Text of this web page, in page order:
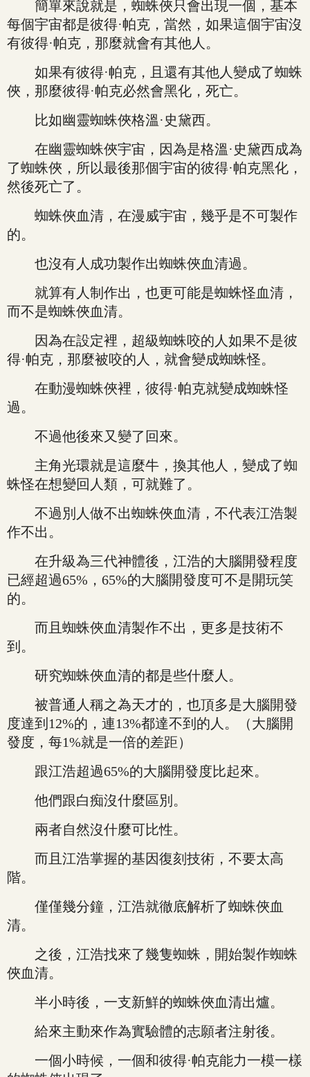
簡單來說就是，蜘蛛俠只會出現一個，基本
每個宇宙都是彼得·帕克，當然，如果這個宇宙沒
有彼得·帕克，那麼就會有其他人。
如果有彼得·帕克，且還有其他人變成了蜘蛛
俠，那麼彼得·帕克必然會黑化，死亡。
比如幽靈蜘蛛俠格溫·史黛西。
在幽靈蜘蛛俠宇宙，因為是格溫·史黛西成為
了蜘蛛俠，所以最後那個宇宙的彼得·帕克黑化，
然後死亡了。
蜘蛛俠血清，在漫威宇宙，幾乎是不可製作
的。
也沒有人成功製作出蜘蛛俠血清過。
就算有人制作出，也更可能是蜘蛛怪血清，
而不是蜘蛛俠血清。
因為在設定裡，超級蜘蛛咬的人如果不是彼
得·帕克，那麼被咬的人，就會變成蜘蛛怪。
在動漫蜘蛛俠裡，彼得·帕克就變成蜘蛛怪
過。
不過他後來又變了回來。
主角光環就是這麼牛，換其他人，變成了蜘
蛛怪在想變回人類，可就難了。
不過別人做不出蜘蛛俠血清，不代表江浩製
作不出。
在升級為三代神體後，江浩的大腦開發程度
已經超過65%，65%的大腦開發度可不是開玩笑
的。
而且蜘蛛俠血清製作不出，更多是技術不
到。
研究蜘蛛俠血清的都是些什麼人。
被普通人稱之為天才的，也頂多是大腦開發
度達到12%的，連13%都達不到的人。（大腦開
發度，每1%就是一倍的差距）
跟江浩超過65%的大腦開發度比起來。
他們跟白痴沒什麼區別。
兩者自然沒什麼可比性。
而且江浩掌握的基因復刻技術，不要太高
階。
僅僅幾分鐘，江浩就徹底解析了蜘蛛俠血
清。
之後，江浩找來了幾隻蜘蛛，開始製作蜘蛛
俠血清。
半小時後，一支新鮮的蜘蛛俠血清出爐。
給來主動來作為實驗體的志願者注射後。
一個小時候，一個和彼得·帕克能力一模一樣